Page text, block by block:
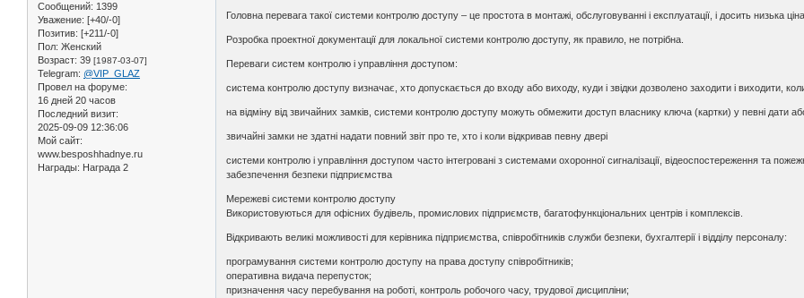
Сообщений: 1399
Уважение: [+40/-0]
Позитив: [+211/-0]
Пол: Женский
Возраст: 39 [1987-03-07]
Telegram: @VIP_GLAZ
Провел на форуме:
16 дней 20 часов
Последний визит:
2025-09-09 12:36:06
Мой сайт:
www.besposhhadnye.ru
Награды: Награда 2
Головна перевага такої системи контролю доступу – це простота в монтажі, обслуговуванні і експлуатації, і досить низька
Розробка проектної документації для локальної системи контролю доступу, як правило, не потрібна.
Переваги систем контролю і управління доступом:
система контролю доступу визначає, хто допускається до входу або виходу, куди і звідки дозволено заходити і виходити,
на відміну від звичайних замків, системи контролю доступу можуть обмежити доступ власнику ключа (картки) у певні дати
звичайні замки не здатні надати повний звіт про те, хто і коли відкривав певну двері
системи контролю і управління доступом часто інтегровані з системами охоронної сигналізації, відеоспостереження та
забезпечення безпеки підприємства
Мережеві системи контролю доступу
Використовуються для офісних будівель, промислових підприємств, багатофункціональних центрів і комплексів.
Відкривають великі можливості для керівника підприємства, співробітників служби безпеки, бухгалтерії і відділу персоналу:
програмування системи контролю доступу на права доступу співробітників;
оперативна видача перепусток;
призначення часу перебування на роботі, контроль робочого часу, трудової дисципліни;